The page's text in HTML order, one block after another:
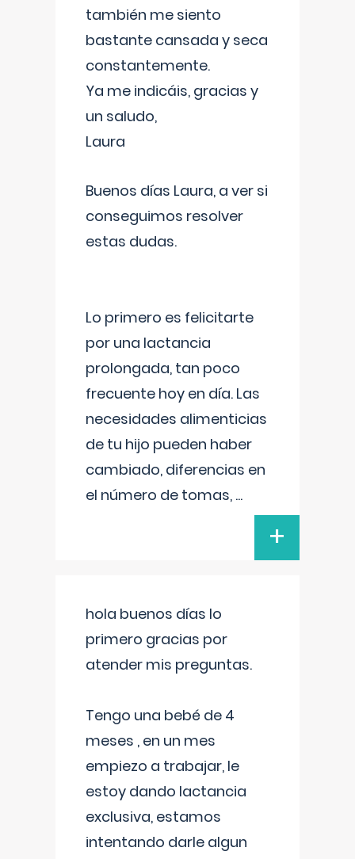
también me siento
bastante cansada y seca
constantemente.
Ya me indicáis, gracias y
un saludo,
Laura
Buenos días Laura, a ver si
conseguimos resolver
estas dudas.
Lo primero es felicitarte
por una lactancia
prolongada, tan poco
frecuente hoy en día. Las
necesidades alimenticias
de tu hijo pueden haber
cambiado, diferencias en
el número de tomas, ...
+
hola buenos días lo
primero gracias por
atender mis preguntas.
Tengo una bebé de 4
meses , en un mes
empiezo a trabajar, le
estoy dando lactancia
exclusiva, estamos
intentando darle algun